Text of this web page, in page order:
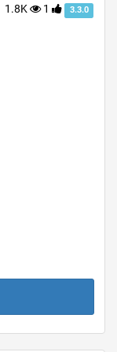
1.8K 1 3.3.0